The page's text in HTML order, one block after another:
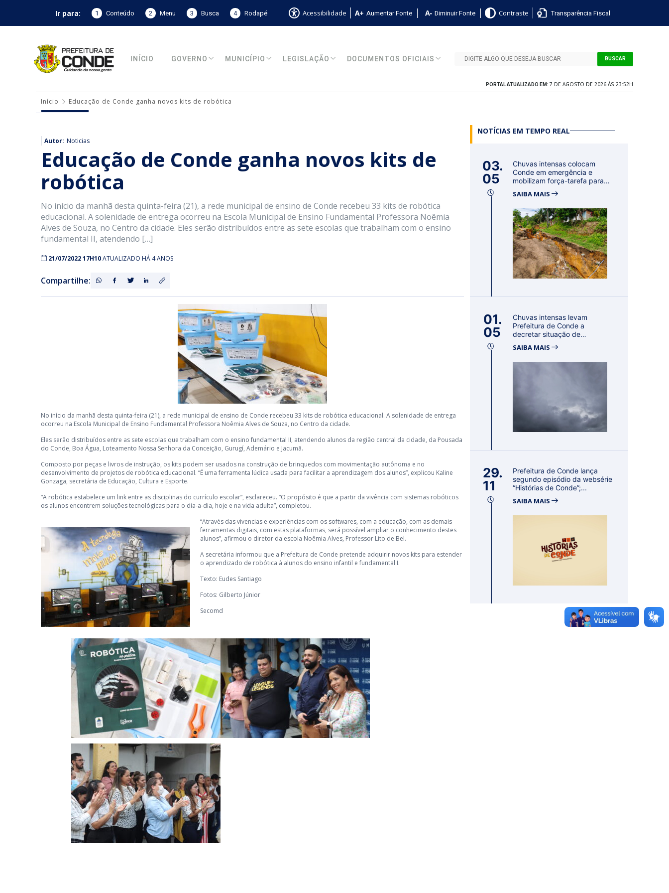
Ir para: 1 Conteúdo 2 Menu 3 Busca 4 Rodapé Acessibilidade Aumentar Fonte Diminuir Fonte Contraste Transparência Fiscal
INÍCIO GOVERNO MUNICÍPIO LEGISLAÇÃO DOCUMENTOS OFICIAIS BUSCAR
PORTAL ATUALIZADO EM: 7 DE AGOSTO DE 2026 ÀS 23:52H
Início Educação de Conde ganha novos kits de robótica
Autor: Noticias
Educação de Conde ganha novos kits de
robótica
No início da manhã desta quinta-feira (21), a rede municipal de ensino de Conde recebeu 33 kits de robótica
educacional. A solenidade de entrega ocorreu na Escola Municipal de Ensino Fundamental Professora Noêmia
Alves de Souza, no Centro da cidade. Eles serão distribuídos entre as sete escolas que trabalham com o ensino
fundamental II, atendendo […]
21/07/2022 17H10ATUALIZADO HÁ 4 ANOS
Compartilhe:
No início da manhã desta quinta-feira (21), a rede municipal de ensino de Conde recebeu 33 kits de robótica educacional. A solenidade de entrega
ocorreu na Escola Municipal de Ensino Fundamental Professora Noêmia Alves de Souza, no Centro da cidade.
Eles serão distribuídos entre as sete escolas que trabalham com o ensino fundamental II, atendendo alunos da região central da cidade, da Pousada
do Conde, Boa Água, Loteamento Nossa Senhora da Conceição, Gurugí, Ademário e Jacumã.
Composto por peças e livros de instrução, os kits podem ser usados na construção de brinquedos com movimentação autônoma e no
desenvolvimento de projetos de robótica educacional. “É uma ferramenta lúdica usada para facilitar a aprendizagem dos alunos”, explicou Kaline
Gonzaga, secretária de Educação, Cultura e Esporte.
“A robótica estabelece um link entre as disciplinas do currículo escolar”, esclareceu. “O propósito é que a partir da vivência com sistemas robóticos
os alunos encontrem soluções tecnológicas para o dia-a-dia, hoje e na vida adulta”, completou.
“Através das vivencias e experiências com os softwares, com a educação, com as demais
ferramentas digitais, com estas plataformas, será possível ampliar o conhecimento destes
alunos”, afirmou o diretor da escola Noêmia Alves, Professor Lito de Bel.
A secretária informou que a Prefeitura de Conde pretende adquirir novos kits para estender
o aprendizado de robótica à alunos do ensino infantil e fundamental I.
Texto: Eudes Santiago
Fotos: Gilberto Júnior
Secomd
NOTÍCIAS EM TEMPO REAL
03.
05
Chuvas intensas colocam
Conde em emergência e
mobilizam força-tarefa para
SAIBA MAIS
01.
05
Chuvas intensas levam
Prefeitura de Conde a
decretar situação de
SAIBA MAIS
29.
11
Prefeitura de Conde lança
segundo episódio da websérie
“Histórias de Conde”;...
SAIBA MAIS